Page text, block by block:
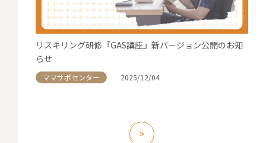
リスキリング研修『GAS講座』新バージョン公開のお知
らせ
ママサポセンター 2025/12/04